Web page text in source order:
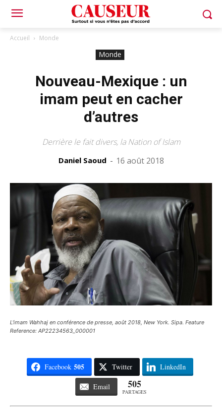
Accueil Monde
Monde
Nouveau-Mexique : un
imam peut en cacher
d’autres
Derrière le fait divers, la Nation of Islam
Daniel Saoud - 16 août 2018
L'imam Wahhaj en conférence de presse, août 2018, New York. Sipa. Feature
Reference: AP22234563_000001
Facebook 505 Twitter LinkedIn
Email 505
PARTAGES